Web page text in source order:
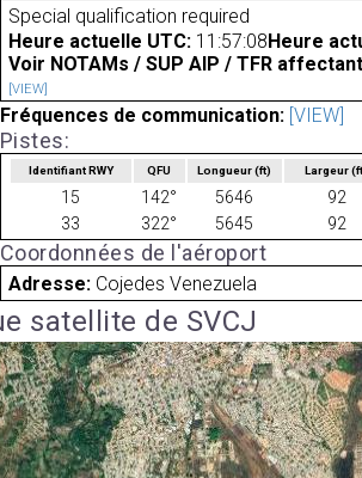
Special qualification required
Heure actuelle UTC: 11:57:08 Heure
Voir NOTAMs / SUP AIP / TFR
[VIEW]
Fréquences de communication: [VIEW]
Pistes:
Identifiant RWY QFU Longueur(ft) Largeur
15 142° 5646 92
33
322° 5645 92
Coordonnées de l'aéroport
Adresse: Cojedes Venezuela
satellite de SVCJ